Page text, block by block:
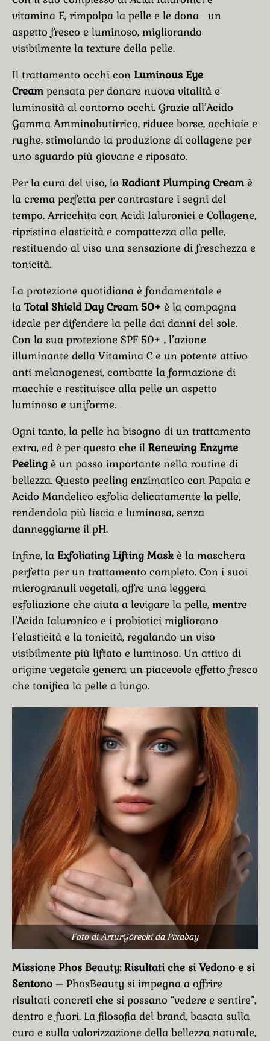
vitamina E, rimpolpa la pelle e le dona un
aspetto fresco e luminoso, migliorando
visibilmente la texture della pelle.
Il trattamento occhi con Luminous Eye
Creampensata per donare nuova vitalità e
luminosità al contorno occhi. Grazie all’Acido
Gamma Amminobutirrico, riduce borse, occhiaie e
rughe, stimolando la produzione di collagene per
uno sguardo più giovane e riposato.
Per la cura del viso, la Radiant Plumping Creamè
la crema perfetta per contrastare i segni del
tempo. Arricchita con Acidi Ialuronici e Collagene,
ripristina elasticità e compattezza alla pelle,
restituendo al viso una sensazione di freschezza e
tonicità.
La protezione quotidiana è fondamentale e
la Total Shield Day Cream 50+ è la compagna
ideale per difendere la pelle dai danni del sole.
Con la sua protezione SPF 50+ , l’azione
illuminante della Vitamina C e un potente attivo
anti melanogenesi, combatte la formazione di
macchie e restituisce alla pelle un aspetto
luminoso e uniforme.
Ogni tanto, la pelle ha bisogno di un trattamento
extra, ed è per questo che il Renewing Enzyme
Peeling è un passo importante nella routine di
bellezza. Questo peeling enzimatico con Papaia e
Acido Mandelico esfolia delicatamente la pelle,
rendendola più liscia e luminosa, senza
danneggiarne il pH.
Infine, la Exfoliating Lifting Maskè la maschera
perfetta per un trattamento completo. Con i suoi
microgranuli vegetali, offre una leggera
esfoliazione che aiuta a levigare la pelle, mentre
l’Acido Ialuronico e i probiotici migliorano
l’elasticità e la tonicità, regalando un viso
visibilmente più liftato e luminoso. Un attivo di
origine vegetale genera un piacevole effetto fresco
che tonifica la pelle a lungo.
Foto di ArturGórecki da Pixabay
Missione Phos Beauty: Risultati che si Vedono e si
Sentono – PhosBeauty si impegna a offrire
risultati concreti che si possano “vedere e sentire”,
dentro e fuori. La filosofia del brand, basata sulla
cura e sulla valorizzazione della bellezza naturale,